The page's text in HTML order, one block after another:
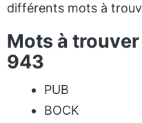
différents mots à
Mots à
943
PUB
BOCK